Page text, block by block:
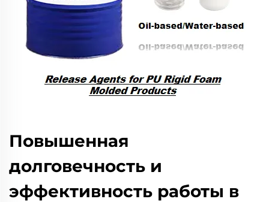
Повышенная
долговечность и
эффективность работы в